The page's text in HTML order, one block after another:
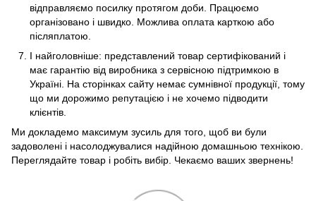
відправляємо посилку протягом доби. Працюємо
організовано і швидко. Можлива оплата карткою або
післяплатою.
І найголовніше: представлений товар сертифікований і
має гарантію від виробника з сервісною підтримкою в
Україні. На сторінках сайту немає сумнівної продукції, тому
що ми дорожимо репутацією і не хочемо підводити
клієнтів.
Ми докладемо максимум зусиль для того, щоб ви були
задоволені і насолоджувалися надійною домашньою технікою.
Переглядайте товар і робіть вибір. Чекаємо ваших звернень!